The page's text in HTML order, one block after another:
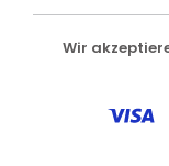
Wir